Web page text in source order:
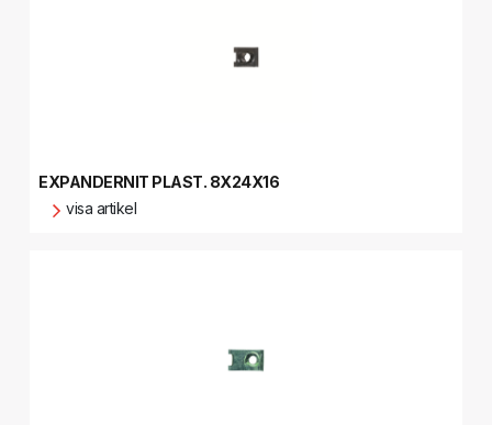
EXPANDERNIT PLAST. 8X24X16
visa artikel